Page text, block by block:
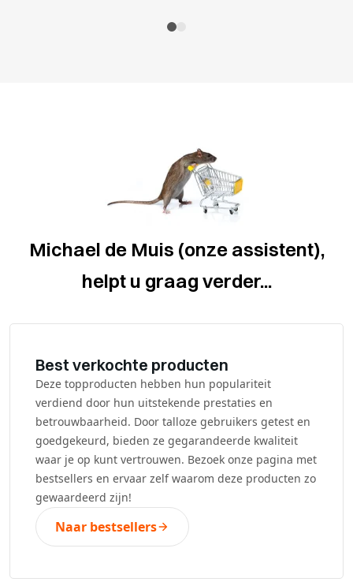
Michael de Muis (onze assistent),
helpt u graag verder...
Best verkochte producten
Deze topproducten hebben hun populariteit
verdiend door hun uitstekende prestaties en
betrouwbaarheid. Door talloze gebruikers getest en
goedgekeurd, bieden ze gegarandeerde kwaliteit
waar je op kunt vertrouwen. Bezoek onze pagina met
bestsellers en ervaar zelf waarom deze producten zo
gewaardeerd zijn!
Naar bestsellers